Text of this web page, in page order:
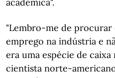
"Lembro-me de
emprego na indústria e
era uma espécie de caixa
cientista norte-